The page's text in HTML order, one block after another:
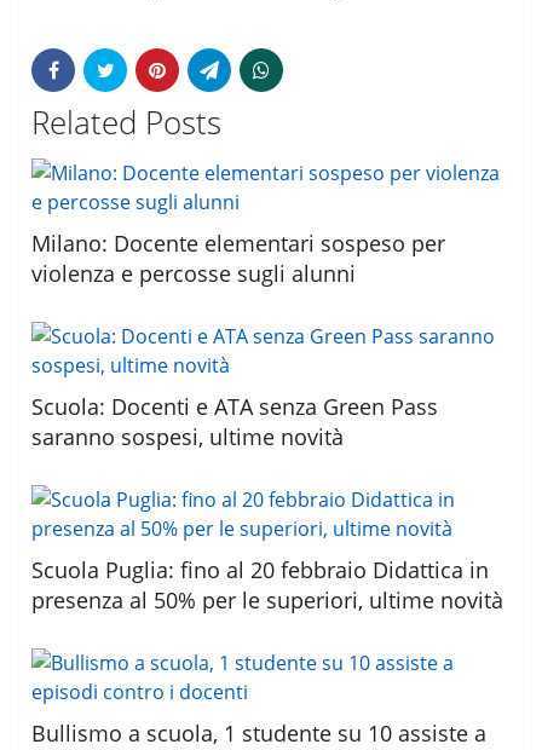
Related Posts
Milano: Docente elementari sospeso per
violenza e percosse sugli alunni
Scuola: Docenti e ATA senza Green Pass
saranno sospesi, ultime novità
Scuola Puglia: fino al 20 febbraio Didattica in
presenza al 50% per le superiori, ultime novità
Bullismo a scuola, 1 studente su 10 assiste a